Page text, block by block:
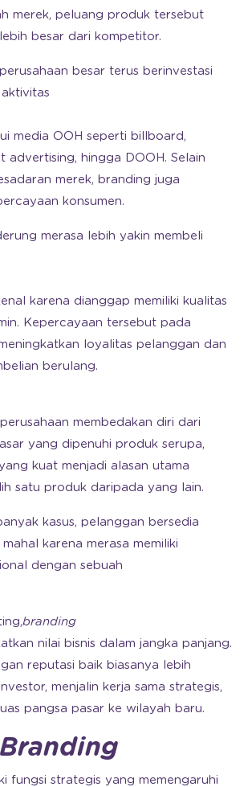
merek, peluang produk tersebut
besar dari kompetitor.
besar terus berinvestasi
media OOH seperti billboard,
advertising, hingga DOOH. Selain
merek, branding juga
konsumen.
merasa lebih yakin membeli
karena dianggap memiliki kualitas
Kepercayaan tersebut pada
loyalitas pelanggan dan
berulang.
membedakan diri dari
yang dipenuhi produk serupa,
kuat menjadi alasan utama
satu produk daripada yang lain.
kasus, pelanggan bersedia
karena merasa memiliki
dengan sebuah
branding
nilai bisnis dalam jangka panjang.
reputasi baik biasanya lebih
menjalin kerja sama strategis,
pangsa pasar ke wilayah baru.
Branding
fungsi strategis yang memengaruhi